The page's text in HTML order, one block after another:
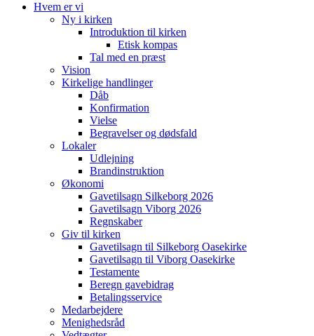
Hvem er vi
Ny i kirken
Introduktion til kirken
Etisk kompas
Tal med en præst
Vision
Kirkelige handlinger
Dåb
Konfirmation
Vielse
Begravelser og dødsfald
Lokaler
Udlejning
Brandinstruktion
Økonomi
Gavetilsagn Silkeborg 2026
Gavetilsagn Viborg 2026
Regnskaber
Giv til kirken
Gavetilsagn til Silkeborg Oasekirke
Gavetilsagn til Viborg Oasekirke
Testamente
Beregn gavebidrag
Betalingsservice
Medarbejdere
Menighedsråd